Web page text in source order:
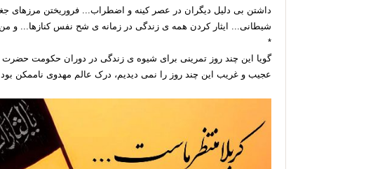
داشتن بی دلیل دیگران در عصر کینه و اضطراب... فروریختن مرزهای
شیطانی... ایثار کردن همه ی زندگی در زمانه ی شح نفس کنازها... و
*
گویا این چند روز تمرینی برای شیوه ی زندگی در دوران حکومت
عجیب و غریب این چند روز را نمی دیدیم، درک عالم مهدوی ناممکن